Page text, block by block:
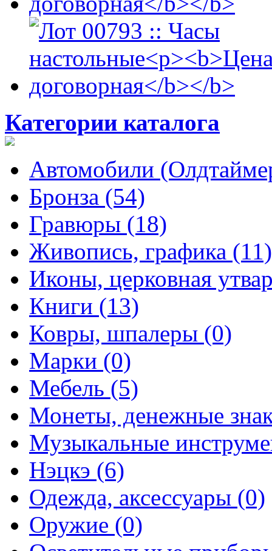
Категории каталога
Автомобили
Бронза (54)
Гравюры (18)
Живопись, графика (11)
Иконы, церковная
Книги (13)
Ковры, шпалеры (0)
Марки (0)
Мебель (5)
Монеты, денежные
Музыкальные
Нэцкэ (6)
Одежда, аксессуары (0)
Оружие (0)